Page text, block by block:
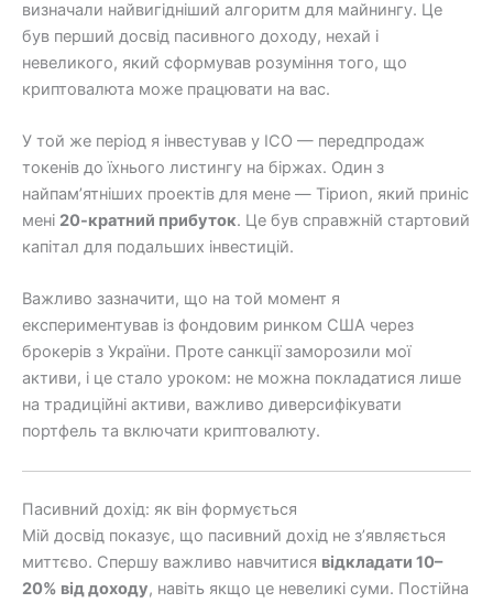
визначали найвигідніший алгоритм для майнингу. Це
був перший досвід пасивного доходу, нехай і
невеликого, який сформував розуміння того, що
криптовалюта може працювати на вас.
У той же період я інвестував у ICO — передпродаж
токенів до їхнього листингу на біржах. Один з
найпам’ятніших проектів для мене — Tiриon, який приніс
мені 20-кратний прибуток. Це був справжній стартовий
капітал для подальших інвестицій.
Важливо зазначити, що на той момент я
експериментував із фондовим ринком США через
брокерів з України. Проте санкції заморозили мої
активи, і це стало уроком: не можна покладатися лише
на традиційні активи, важливо диверсифікувати
портфель та включати криптовалюту.
Пасивний дохід: як він формується
Мій досвід показує, що пасивний дохід не з’являється
миттєво. Спершу важливо навчитися відкладати 10–
20% від доходу, навіть якщо це невеликі суми. Постійна